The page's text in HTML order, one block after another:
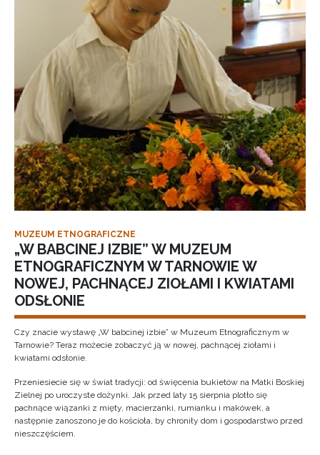
MUZEUM ETNOGRAFICZNE
„W BABCINEJ IZBIE” W MUZEUM
ETNOGRAFICZNYM W TARNOWIE W
NOWEJ, PACHNĄCEJ ZIOŁAMI I KWIATAMI
ODSŁONIE
Czy znacie wystawę „W babcinej izbie” w Muzeum Etnograficznym w
Tarnowie? Teraz możecie zobaczyć ją w nowej, pachnącej ziołami i
kwiatami odsłonie.
Przeniesiecie się w świat tradycji: od święcenia bukietów na Matki Boskiej
Zielnej po uroczyste dożynki. Jak przed laty 15 sierpnia plotło się
pachnące wiązanki z mięty, macierzanki, rumianku i makówek, a
następnie zanoszono je do kościoła, by chroniły dom i gospodarstwo przed
nieszczęściem.